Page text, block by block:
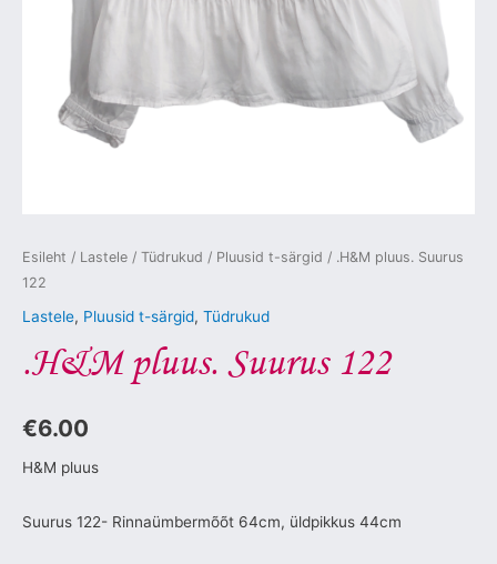
Esileht / Lastele / Tüdrukud / Pluusid t-särgid / .H&M pluus. Suurus
122
Lastele, Pluusid t-särgid, Tüdrukud
.H&M pluus. Suurus 122
€6.00
H&M pluus
Suurus 122- Rinnaümbermõõt 64cm, üldpikkus 44cm